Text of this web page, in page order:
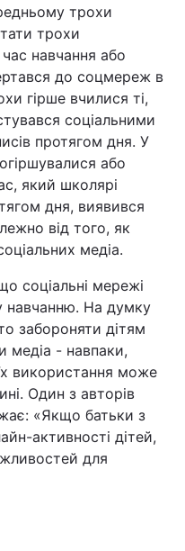
трохи
трохи
навчання або
до соцмереж в
гірше вчилися ті,
соціальними
протягом дня. У
або
який школярі
дня, виявився
від того, як
медіа.
соціальні мережі
навчанню. На думку
забороняти дітям
медіа - навпаки,
використання може
Один з авторів
«Якщо батьки з
активності дітей,
для